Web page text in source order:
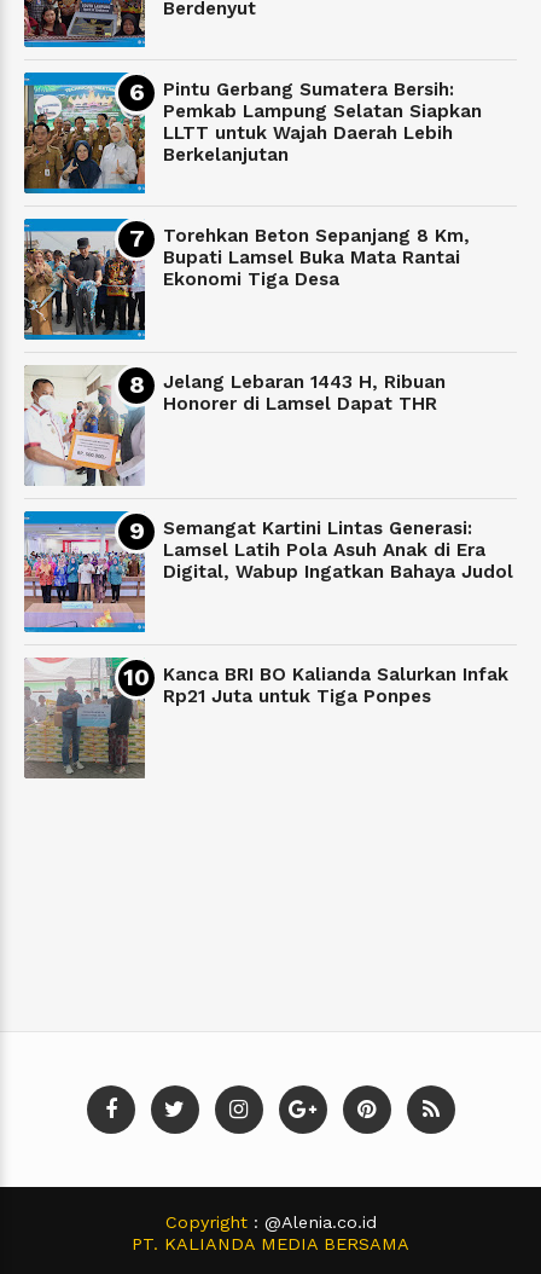
Berdenyut
Pintu Gerbang Sumatera Bersih:
Pemkab Lampung Selatan Siapkan
LLTT untuk Wajah Daerah Lebih
Berkelanjutan
Torehkan Beton Sepanjang 8 Km,
Bupati Lamsel Buka Mata Rantai
Ekonomi Tiga Desa
Jelang Lebaran 1443 H, Ribuan
Honorer di Lamsel Dapat THR
Semangat Kartini Lintas Generasi:
Lamsel Latih Pola Asuh Anak di Era
Digital, Wabup Ingatkan Bahaya Judol
Kanca BRI BO Kalianda Salurkan Infak
Rp21 Juta untuk Tiga Ponpes
Copyright: @Alenia.co.id
PT. KALIANDA MEDIA BERSAMA